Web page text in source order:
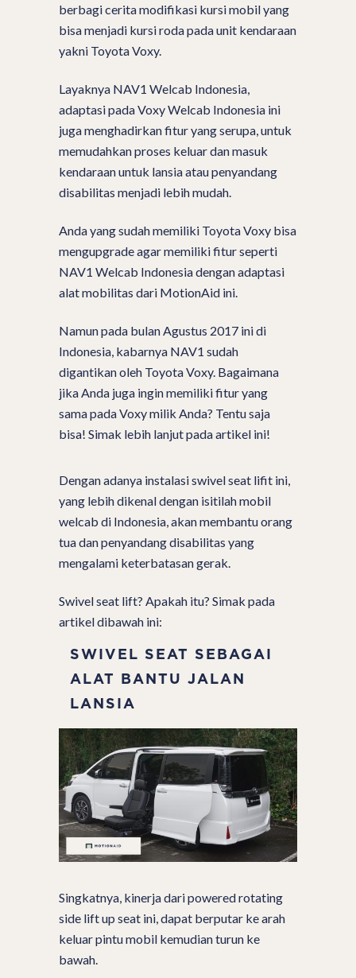
berbagi cerita modifikasi kursi mobil yang
bisa menjadi kursi roda pada unit kendaraan
yakni Toyota Voxy.
Layaknya NAV1 Welcab Indonesia,
adaptasi pada Voxy Welcab Indonesia ini
juga menghadirkan fitur yang serupa, untuk
memudahkan proses keluar dan masuk
kendaraan untuk lansia atau penyandang
disabilitas menjadi lebih mudah.
Anda yang sudah memiliki Toyota Voxy bisa
mengupgrade agar memiliki fitur seperti
NAV1 Welcab Indonesia dengan adaptasi
alat mobilitas dari MotionAid ini.
Namun pada bulan Agustus 2017 ini di
Indonesia, kabarnya NAV1 sudah
digantikan oleh Toyota Voxy. Bagaimana
jika Anda juga ingin memiliki fitur yang
sama pada Voxy milik Anda? Tentu saja
bisa! Simak lebih lanjut pada artikel ini!
Dengan adanya instalasi swivel seat lifit ini,
yang lebih dikenal dengan isitilah mobil
welcab di Indonesia, akan membantu orang
tua dan penyandang disabilitas yang
mengalami keterbatasan gerak.
Swivel seat lift? Apakah itu? Simak pada
artikel dibawah ini:
SWIVEL SEAT SEBAGAI
ALAT BANTU JALAN
LANSIA
Singkatnya, kinerja dari powered rotating
side lift up seat ini, dapat berputar ke arah
keluar pintu mobil kemudian turun ke
bawah.